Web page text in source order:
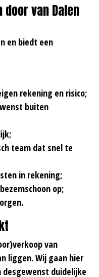
van Dalen
en biedt een
rekening en risico;
buiten
team dat snel te
in rekening;
op;
van
liggen. Wij gaan hier
desgewenst duidelijke